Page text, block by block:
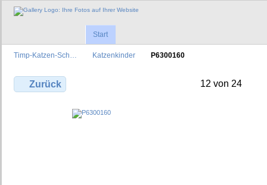
Start
Timp-Katzen-Sch… Katzenkinder P6300160
Zurück 12 von 24